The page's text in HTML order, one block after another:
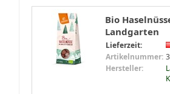
Bio
Landgarten
Lieferzeit:
Artikelnummer:
Hersteller: